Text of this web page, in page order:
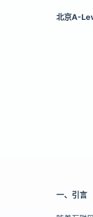
北京A-
一、引言